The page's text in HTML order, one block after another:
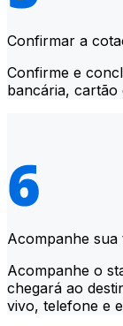
Confirmar a
Confirme e
bancária, cartão
Acompanhe
Acompanhe o
chegará ao
vivo, telefone e